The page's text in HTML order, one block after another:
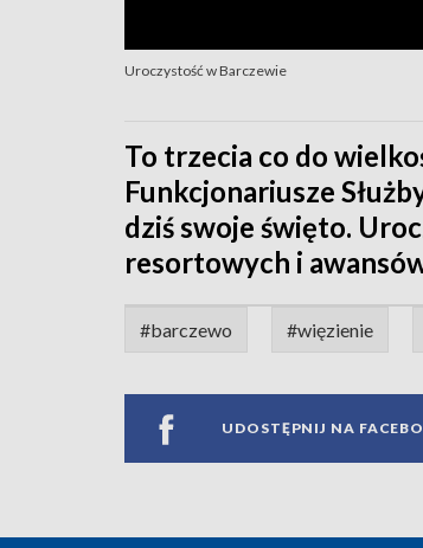
Uroczystość w Barczewie
To trzecia co do
Funkcjonariusze
dziś swoje święto.
resortowych i
#barczewo #więzienie
UDOSTĘPNIJ NA